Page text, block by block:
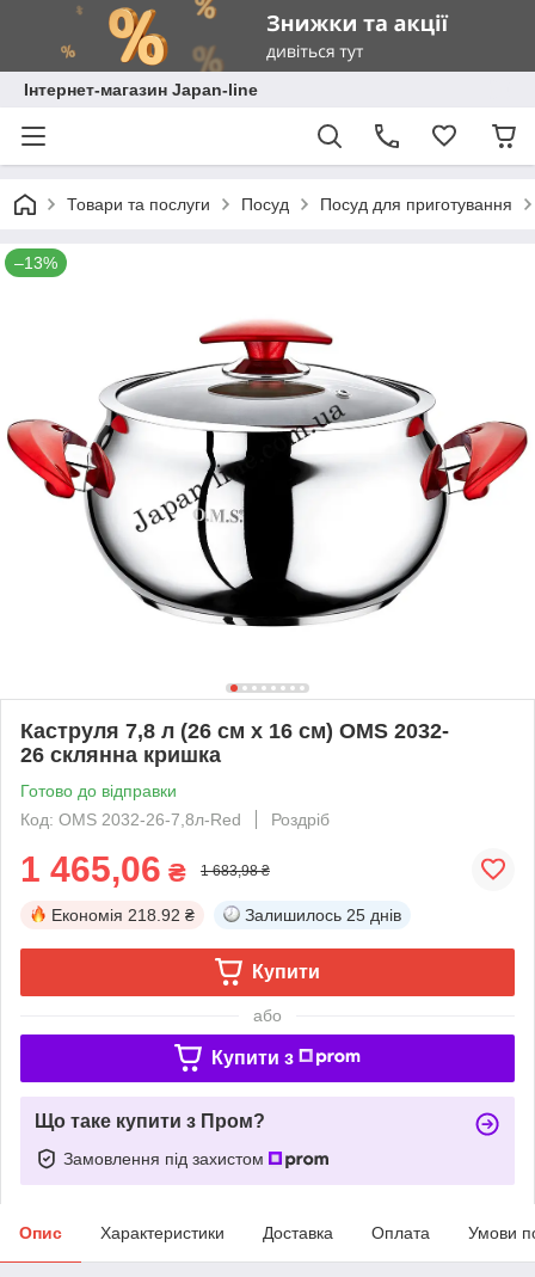
Інтернет-магазин Japan-line
Товари та послуги Посуд Посуд для приготування
–13%
Каструля 7,8 л (26 см х 16 см) OMS 2032-
26 склянна кришка
Готово до відправки
Код: OMS 2032-26-7,8л-Red
Роздріб
1 465,06 ₴ 1 683,98 ₴
Економія 218.92 ₴ Залишилось 25 днів
Купити
або
Купити з
Що таке купити з Пром?
Замовлення під захистом
Опис Характеристики Доставка Оплата Умови